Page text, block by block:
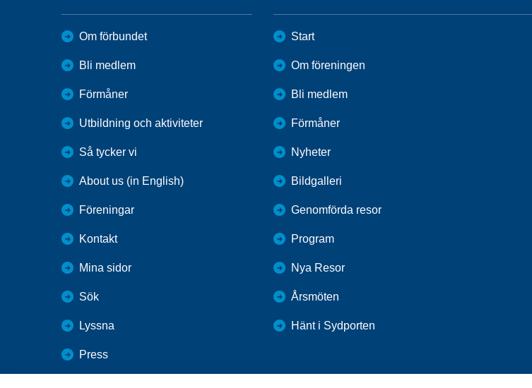
Om förbundet
Bli medlem
Förmåner
Utbildning och aktiviteter
Så tycker vi
About us (in English)
Föreningar
Kontakt
Mina sidor
Sök
Lyssna
Press
Start
Om föreningen
Bli medlem
Förmåner
Nyheter
Bildgalleri
Genomförda resor
Program
Nya Resor
Årsmöten
Hänt i Sydporten